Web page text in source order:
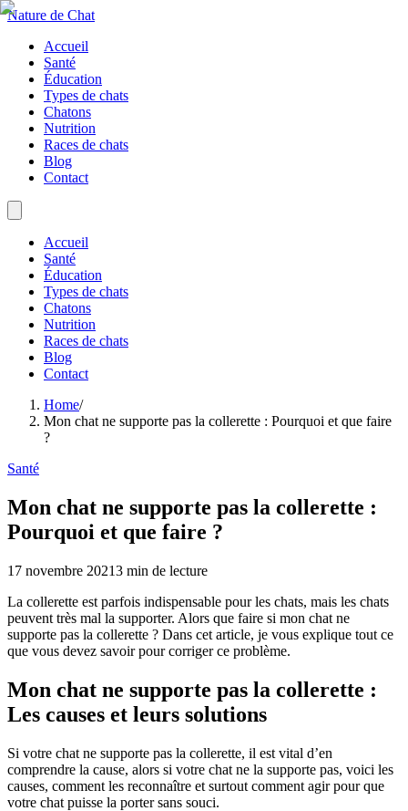
Nature de Chat
Accueil
Santé
Éducation
Types de chats
Chatons
Nutrition
Races de chats
Blog
Contact
Accueil
Santé
Éducation
Types de chats
Chatons
Nutrition
Races de chats
Blog
Contact
Home/
Mon chat ne supporte pas la collerette : Pourquoi et que faire
?
Santé
Mon chat ne supporte pas la collerette :
Pourquoi et que faire ?
17 novembre 20213 min de lecture
La collerette est parfois indispensable pour les chats, mais les chats
peuvent très mal la supporter. Alors que faire si mon chat ne
supporte pas la collerette ? Dans cet article, je vous explique tout ce
que vous devez savoir pour corriger ce problème.
Mon chat ne supporte pas la collerette :
Les causes et leurs solutions
Si votre chat ne supporte pas la collerette, il est vital d’en
comprendre la cause, alors si votre chat ne la supporte pas, voici les
causes, comment les reconnaître et surtout comment agir pour que
votre chat puisse la porter sans souci.